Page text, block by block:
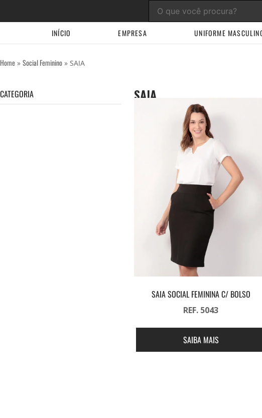
INÍCIO EMPRESA UNIFORME
Home » Social Feminino » SAIA
CATEGORIA SAIA
SAIA SOCIAL FEMININA C/ BOLSO
REF. 5043
SAIBA MAIS